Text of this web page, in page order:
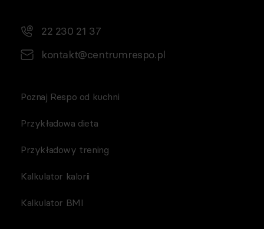
22 230 21 37
kontakt@centrumrespo.pl
Poznaj Respo od kuchni
Przykładowa dieta
Przykładowy trening
Kalkulator kalorii
Kalkulator BMI